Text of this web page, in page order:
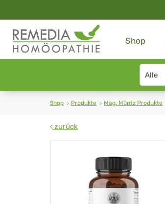
Shop
Search
type
Shop Produkte Mag. Müntz Produkte
zurück